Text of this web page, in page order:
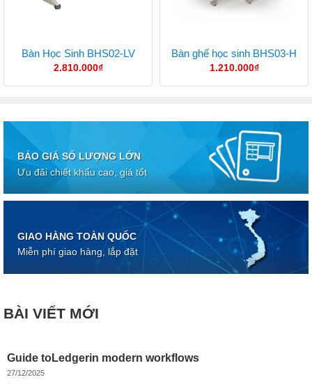
Bàn Học Sinh BHS02-LV
2.810.000₫
Bàn ghế học sinh BHS03-H
1.210.000₫
BÁO GIÁ SỐ LƯỢNG LỚN
Ưu đãi chiết khấu cao, giá tốt
GIAO HÀNG TOÀN QUỐC
Miễn phí giao hàng, lắp đặt
BÀI VIẾT MỚI
Guide toLedgerin modern workflows
27/12/2025